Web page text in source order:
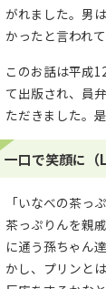
がれました。男
かったと言われて
このお話は平成
て出版され、員
ただきました。
一口で笑顔に（
「いなべの茶っ
茶っぷりんを親
に通う孫ちゃん
かし、プリンと